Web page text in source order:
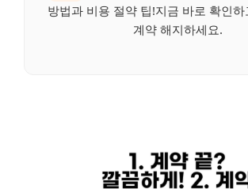
방법과 비용 절약 팁!지금 바로 확인하
계약 해지하세요.